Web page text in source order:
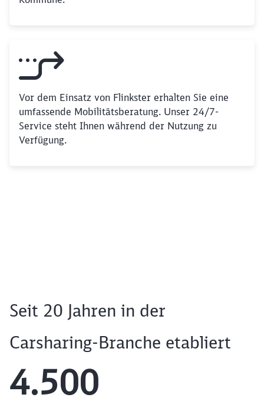
Vor dem Einsatz von Flinkster erhalten Sie eine
umfassende Mobilitätsberatung. Unser 24/7-
Service steht Ihnen während der Nutzung zu
Verfügung.
Seit 20 Jahren in der
Carsharing-Branche etabliert
4.500